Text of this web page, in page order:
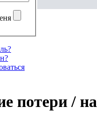
потери /